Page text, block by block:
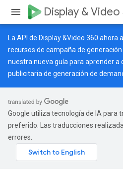
Display & Video
La API de Display &Video 360
recursos de campaña de
nuestra nueva guía para aprender a
publicitaria de generación de
Google utiliza tecnología de IA para
preferido. Las traducciones
errores.